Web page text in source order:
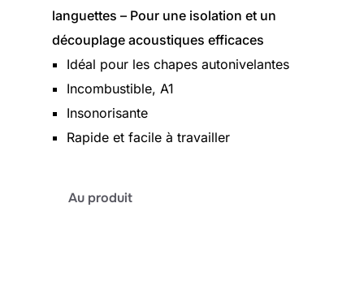
languettes – Pour une isolation et un
découplage acoustiques efficaces
Idéal pour les chapes autonivelantes
Incombustible, A1
Insonorisante
Rapide et facile à travailler
Au produit: